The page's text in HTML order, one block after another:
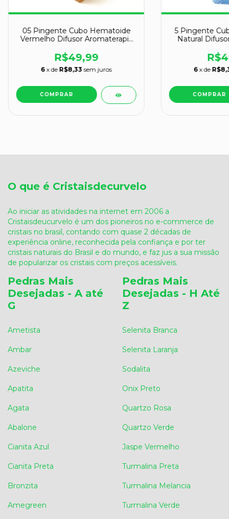
05 Pingente Cubo Hematoide
Vermelho Difusor Aromaterapia
R$49,99
6 x de R$8,33 sem juros
5 Pingente
Natural
6 x de
O que é Cristaisdecurvelo
Ao iniciar as atividades na internet em 2006 a
Cristaisdeucurvelo é um dos pioneiros no e-commerce de
cristais no brasil, contando com quase 2 décadas de
experiência online, reconhecida pela confiança e por ter
cristais naturais do Brasil e do mundo, e faz jus a sua missão
de popularizar os cristais com preços acessíveis.
Pedras Mais
Desejadas - A até
G
Ametista
Ambar
Azeviche
Apatita
Agata
Abalone
Cianita Azul
Cianita Preta
Bronzita
Amegreen
Pedras Mais
Desejadas - H Até
Z
Selenita Branca
Selenita Laranja
Sodalita
Onix Preto
Quartzo Rosa
Quartzo Verde
Jaspe Vermelho
Turmalina Preta
Turmalina Melancia
Turmalina Verde